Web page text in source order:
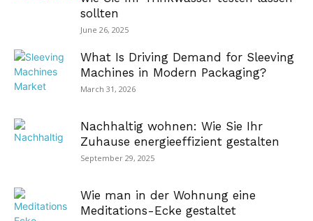
sollten
June 26, 2025
What Is Driving Demand for Sleeving
Machines in Modern Packaging?
March 31, 2026
Nachhaltig wohnen: Wie Sie Ihr
Zuhause energieeffizient gestalten
September 29, 2025
Wie man in der Wohnung eine
Meditations-Ecke gestaltet